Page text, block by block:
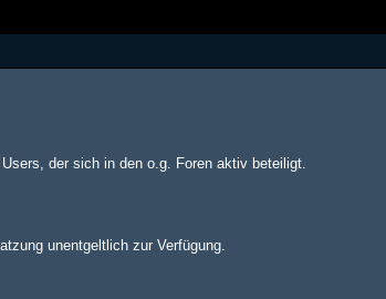
der sich in den o.g. Foren aktiv beteiligt.
unentgeltlich zur Verfügung.